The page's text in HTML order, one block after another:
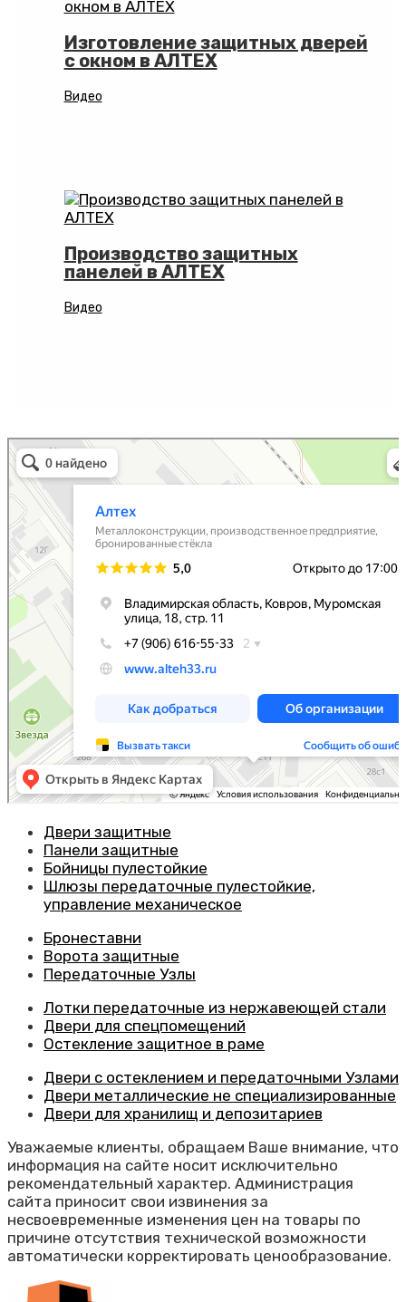
Изготовление защитных дверей
с окном в АЛТЕХ
Видео
Производство защитных
панелей в АЛТЕХ
Видео
Алтех
Металлоконструкции в Коврове
Металлоизделия в Коврове
Двери защитные
Панели защитные
Бойницы пулестойкие
Шлюзы передаточные пулестойкие,
управление механическое
Бронеставни
Ворота защитные
Передаточные Узлы
Лотки передаточные из нержавеющей стали
Двери для спецпомещений
Остекление защитное в раме
Двери с остеклением и передаточными Узлами
Двери металлические не специализированные
Двери для хранилищ и депозитариев
Уважаемые клиенты, обращаем Ваше внимание, что
информация на сайте носит исключительно
рекомендательный характер. Администрация
сайта приносит свои извинения за
несвоевременные изменения цен на товары по
причине отсутствия технической возможности
автоматически корректировать ценообразование.